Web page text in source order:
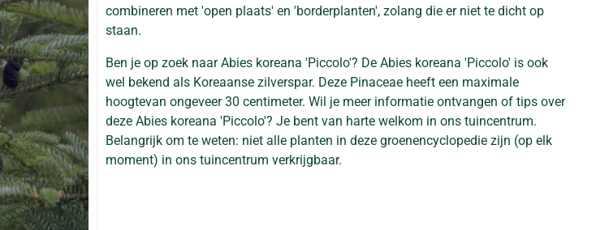
combineren met 'open plaats' en 'borderplanten', zolang die er niet te dicht op
staan.
Ben je op zoek naar Abies koreana 'Piccolo'? De Abies koreana 'Piccolo' is ook
wel bekend als Koreaanse zilverspar. Deze Pinaceae heeft een maximale
hoogtevan ongeveer 30 centimeter. Wil je meer informatie ontvangen of tips over
deze Abies koreana 'Piccolo'? Je bent van harte welkom in ons tuincentrum.
Belangrijk om te weten: niet alle planten in deze groenencyclopedie zijn (op elk
moment) in ons tuincentrum verkrijgbaar.